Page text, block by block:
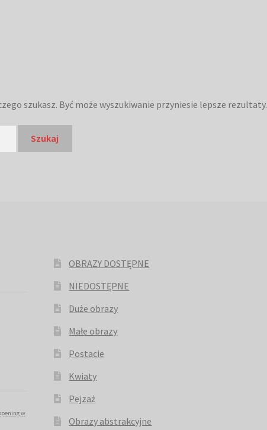
szukasz. Być może wyszukiwanie przyniesie lepsze rezultaty.
w
OBRAZY DOSTĘPNE
NIEDOSTĘPNE
Duże obrazy
Małe obrazy
Postacie
Kwiaty
Pejzaż
Obrazy abstrakcyjne